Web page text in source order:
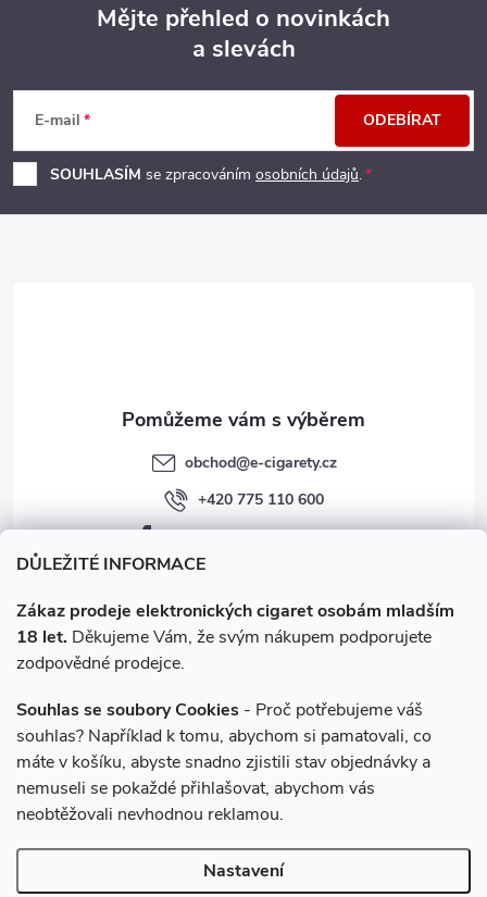
DŮLEŽITÉ INFORMACE
Zákaz prodeje elektronických cigaret osobám mladším
18 let. Děkujeme Vám, že svým nákupem podporujete
zodpovědné prodejce.
Souhlas se soubory Cookies - Proč potřebujeme váš
souhlas? Například k tomu, abychom si pamatovali, co
máte v košíku, abyste snadno zjistili stav objednávky a
nemuseli se pokaždé přihlašovat, abychom vás
neobtěžovali nevhodnou reklamou.
Nastavení
p
a
Mějte přehled o novinkách
a slevách
E-mail
SOUHLASÍM se zpracováním osobních údajů.
ODEBÍRAT
obchod@e-cigarety.cz
+420 775 110 600
facebook.com/e-cigarety.cz
Instagram
e-cigarety.cz. Všechna práva vyhrazena.
nastavení cookies